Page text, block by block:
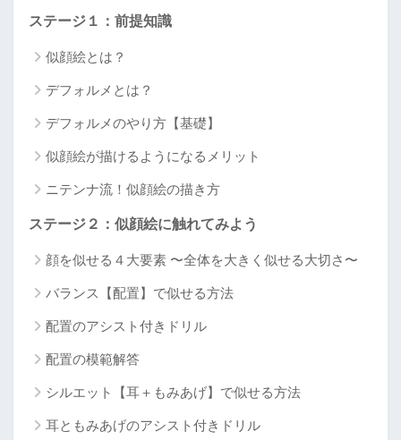
ステージ１：前提知識
似顔絵とは？
デフォルメとは？
デフォルメのやり方【基礎】
似顔絵が描けるようになるメリット
ニテンナ流！似顔絵の描き方
ステージ２：似顔絵に触れてみよう
顔を似せる４大要素 〜全体を大きく似せる大切さ〜
バランス【配置】で似せる方法
配置のアシスト付きドリル
配置の模範解答
シルエット【耳＋もみあげ】で似せる方法
耳ともみあげのアシスト付きドリル